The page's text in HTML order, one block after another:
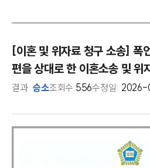
[이혼 및 위자료 청구 소송] 폭
편을 상대로 한 이혼소송 및 위
결과 승소조회수 556수정일: 2026-